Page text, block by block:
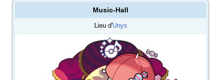
Music-Hall
Lieu d'Unys